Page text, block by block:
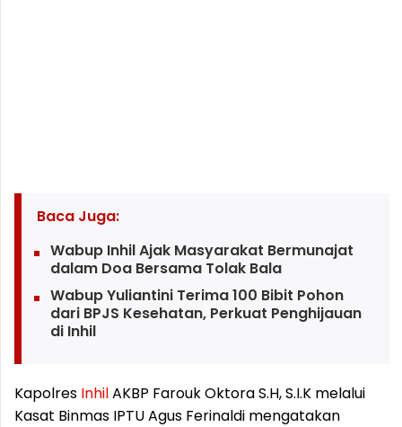
Baca Juga:
Wabup Inhil Ajak Masyarakat Bermunajat
dalam Doa Bersama Tolak Bala
Wabup Yuliantini Terima 100 Bibit Pohon
dari BPJS Kesehatan, Perkuat Penghijauan
di Inhil
Kapolres InhilAKBP Farouk Oktora S.H, S.I.K melalui
Kasat Binmas IPTU Agus Ferinaldi mengatakan